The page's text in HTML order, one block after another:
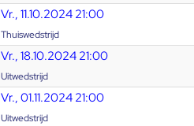
Vr., 11.10.2024 21:00
Thuiswedstrijd
Vr., 18.10.2024 21:00
Uitwedstrijd
Vr., 01.11.2024 21:00
Uitwedstrijd